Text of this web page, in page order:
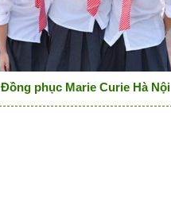
Đồng phục Marie Curie Hà Nội